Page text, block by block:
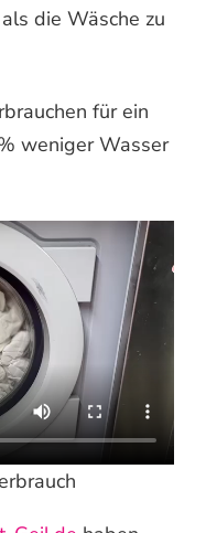
die Wäsche zu
für ein
weniger Wasser